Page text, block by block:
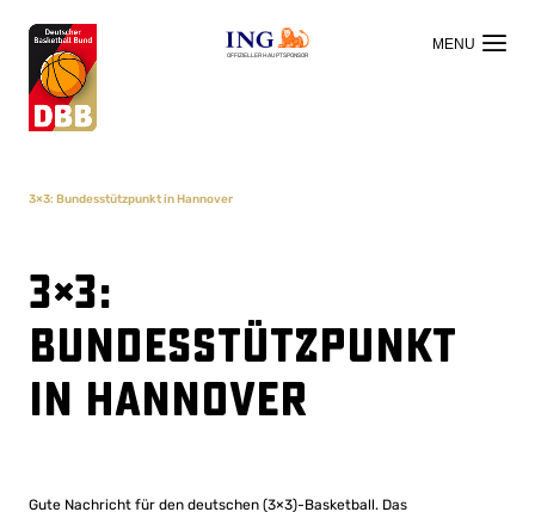
OFFIZIELLER HAUPTSPONSOR
3×3: Bundesstützpunkt in Hannover
3×3:
Bundesstützpunkt
in Hannover
Gute Nachricht für den deutschen (3×3)-Basketball. Das